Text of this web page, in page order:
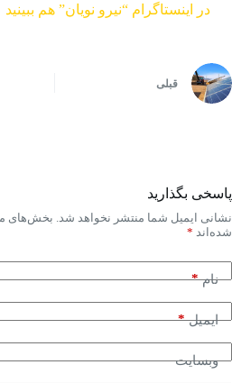
در اینستاگرام “نیرو نویان” هم ببینید
قبلی
پاسخی بگذارید
نشانی ایمیل شما منتشر نخواهد شد. بخش‌های
شده‌اند *
نام*
ایمیل*
وبسایت